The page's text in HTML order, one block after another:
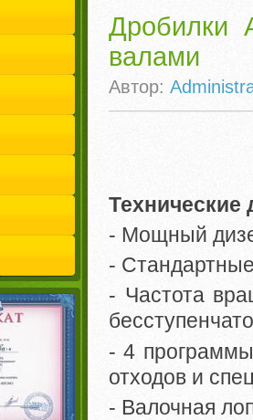
Дробилки
валами
Автор:
- Мощный
-
- Частота
- 4
отходов и
- Валочная